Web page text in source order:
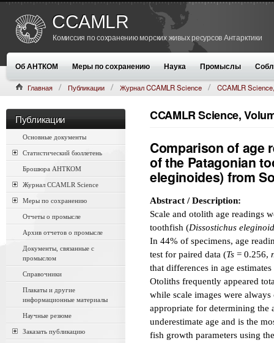
CCAMLR
Комиссия по сохранению морских живых ресурсов Антарктики
Об АНТКОМ Меры по сохранению Наука Промыслы
Главная Публикации Журнал CCAMLR Science
CCAMLR
Публикации
Основные документы
Статистический бюллетень
Брошюра АНТКОМ
Журнал CCAMLR Science
Меры по сохранению
Отчеты о промысле
Архив отчетов о промысле
Документы, связанные с
промыслом
Справочники
Плакаты и другие
информационные материалы
Научные резюме
Заказать публикацию
CCAMLR Science,
Comparison of age
of the Patagonian
eleginoides) from
Abstract / Description:
Scale and otolith age readings
toothfish (Dissostichus
In 44% of specimens, age
test for paired data (Ts = 0.256,
that differences in age
Otoliths frequently appeared
while scale images were
appropriate for determining the
underestimate age and is the
fish growth parameters using